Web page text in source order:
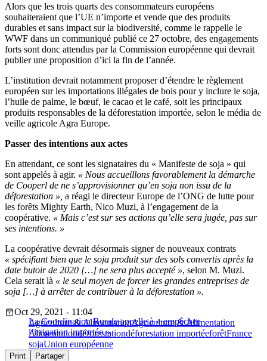
Alors que les trois quarts des consommateurs européens
souhaiteraient que l’UE n’importe et vende que des produits
durables et sans impact sur la biodiversité, comme le rappelle le
WWF dans un communiqué publié ce 27 octobre, des engagements
forts sont donc attendus par la Commission européenne qui devrait
publier une proposition d’ici la fin de l’année.
L’institution devrait notamment proposer d’étendre le règlement
européen sur les importations illégales de bois pour y inclure le soja,
l’huile de palme, le bœuf, le cacao et le café, soit les principaux
produits responsables de la déforestation importée, selon le média de
veille agricole Agra Europe.
Passer des intentions aux actes
En attendant, ce sont les signataires du « Manifeste de soja » qui
sont appelés à agir. « Nous accueillons favorablement la démarche
de Cooperl de ne s’approvisionner qu’en soja non issu de la
déforestation », a réagi le directeur Europe de l’ONG de lutte pour
les forêts Mighty Earth, Nico Muzi, à l’engagement de la
coopérative. « Mais c’est sur ses actions qu’elle sera jugée, pas sur
ses intentions. »
La coopérative devrait désormais signer de nouveaux contrats
« spécifiant bien que le soja produit sur des sols convertis après la
date butoir de 2020 […] ne sera plus accepté », selon M. Muzi.
Cela serait là « le seul moyen de forcer les grandes entreprises de
soja […] à arrêter de contribuer à la déforestation ».
La Coordination Rurale appelle à « empêcher
l’irrigation importée »
Oct 29, 2021 - 11:04
Agriculture & AlimentationAgriculture & Alimentation
Alimentationdéforestationdéforestation importéeforêtFrance
sojaUnion européenne
Print Partager